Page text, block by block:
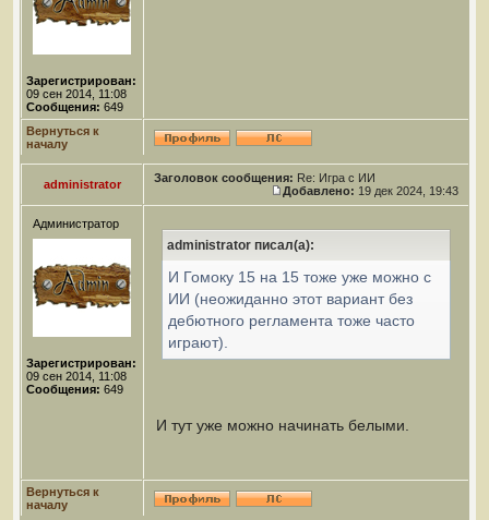
Зарегистрирован:
09 сен 2014, 11:08
Сообщения: 649
Вернуться к
началу
administrator Заголовок сообщения: Re: Игра с ИИ
Добавлено: 19 дек 2024, 19:43
Администратор
Зарегистрирован:
09 сен 2014, 11:08
Сообщения: 649
administrator писал(а):
И Гомоку 15 на 15 тоже уже можно с
ИИ (неожиданно этот вариант без
дебютного регламента тоже часто
играют).
И тут уже можно начинать белыми.
Вернуться к
началу